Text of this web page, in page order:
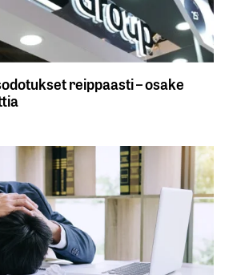
reippaasti – osake